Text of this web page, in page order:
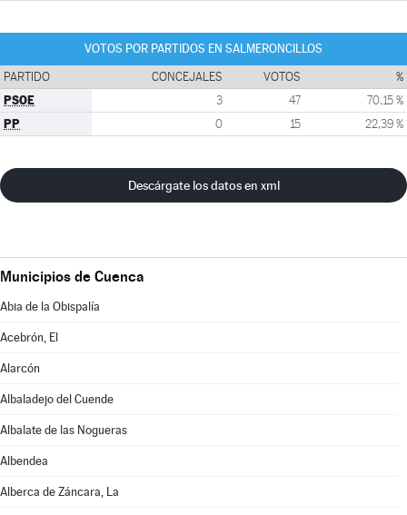
VOTOS POR PARTIDOS EN SALMERONCILLOS
PARTIDO CONCEJALES VOTOS %
PSOE 3 47 70,15 %
PP 0 15 22,39 %
Descárgate los datos en xml
Municipios de Cuenca
Abia de la Obispalía
Acebrón, El
Alarcón
Albaladejo del Cuende
Albalate de las Nogueras
Albendea
Alberca de Záncara, La